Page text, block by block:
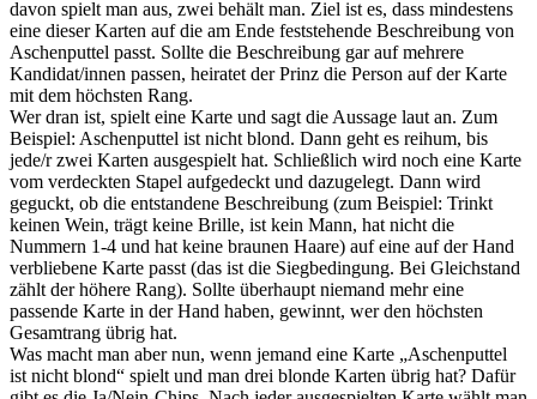
davon spielt man aus, zwei behält man. Ziel ist es, dass mindestens
eine dieser Karten auf die am Ende feststehende Beschreibung von
Aschenputtel passt. Sollte die Beschreibung gar auf mehrere
Kandidat/innen passen, heiratet der Prinz die Person auf der Karte
mit dem höchsten Rang.
Wer dran ist, spielt eine Karte und sagt die Aussage laut an. Zum
Beispiel: Aschenputtel ist nicht blond. Dann geht es reihum, bis
jede/r zwei Karten ausgespielt hat. Schließlich wird noch eine Karte
vom verdeckten Stapel aufgedeckt und dazugelegt. Dann wird
geguckt, ob die entstandene Beschreibung (zum Beispiel: Trinkt
keinen Wein, trägt keine Brille, ist kein Mann, hat nicht die
Nummern 1-4 und hat keine braunen Haare) auf eine auf der Hand
verbliebene Karte passt (das ist die Siegbedingung. Bei Gleichstand
zählt der höhere Rang). Sollte überhaupt niemand mehr eine
passende Karte in der Hand haben, gewinnt, wer den höchsten
Gesamtrang übrig hat.
Was macht man aber nun, wenn jemand eine Karte „Aschenputtel
ist nicht blond“ spielt und man drei blonde Karten übrig hat? Dafür